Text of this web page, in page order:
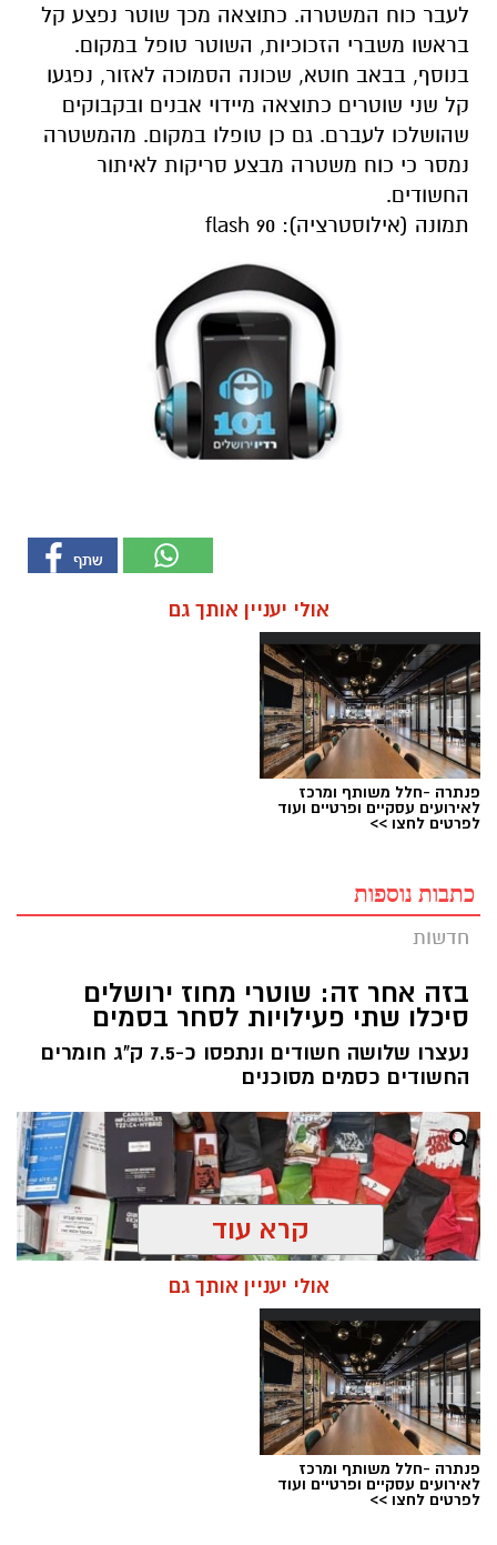
לעבר כוח המשטרה. כתוצאה מכך שוטר נפצע קל
בראשו משברי הזכוכיות, השוטר טופל במקום.
בנוסף, בבאב חוטא, שכונה הסמוכה לאזור, נפגעו
קל שני שוטרים כתוצאה מיידוי אבנים ובקבוקים
שהושלכו לעברם. גם כן טופלו במקום. מהמשטרה
נמסר כי כוח משטרה מבצע סריקות לאיתור
החשודים.
תמונה (אילוסטרציה): flash 90
אולי יעניין אותך גם
פנתרה -חלל משותף ומרכז
לאירועים עסקיים ופרטיים ועוד
לפרטים לחצו >>
כתבות נוספות
חדשות
בזה אחר זה: שוטרי מחוז ירושלים
סיכלו שתי פעילויות לסחר בסמים
נעצרו שלושה חשודים ונתפסו כ-7.5 ק"ג חומרים
החשודים כסמים מסוכנים
צילום: דוברות המשטרה
מערכת ירושלים נט / 09:11 06.08.26
קרא עוד
אולי יעניין אותך גם
פנתרה -חלל משותף ומרכז
לאירועים עסקיים ופרטיים ועוד
לפרטים לחצו >>